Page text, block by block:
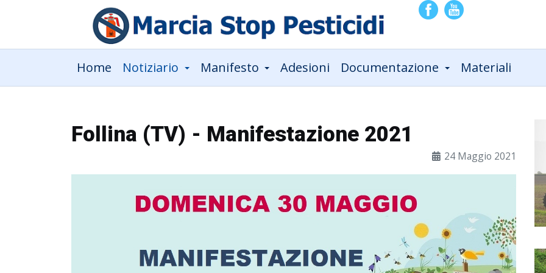
Home Notiziario Manifesto Adesioni Documentazione Materiali
Follina (TV) - Manifestazione 2021
24 Maggio 2021